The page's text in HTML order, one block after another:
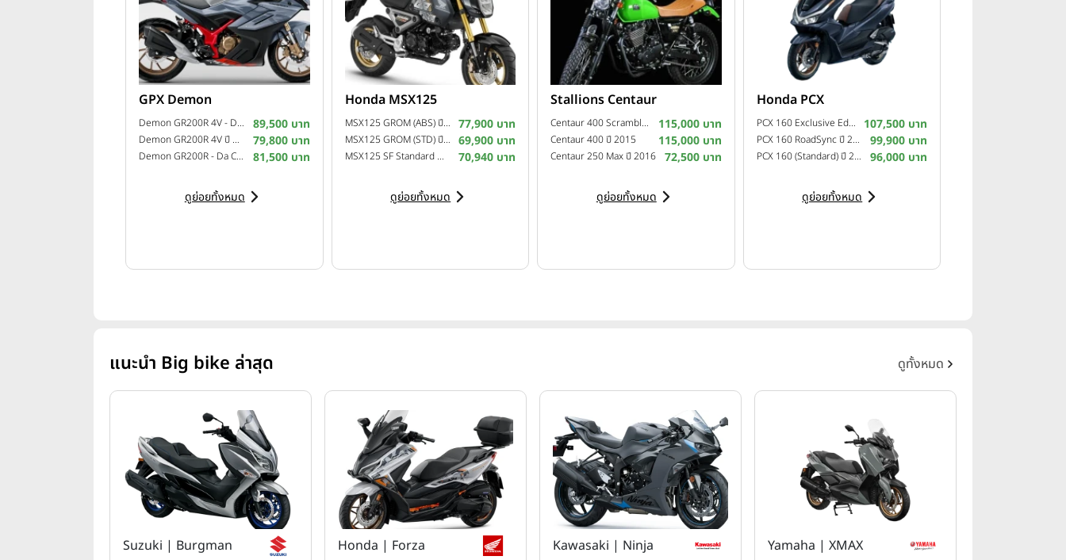
GPX Demon
Demon GR200R 4V - Da Corsa 2 ปี 2022 89,500 บาท
Demon GR200R 4V ปี 2021 79,800 บาท
Demon GR200R - Da Corsa ปี 2020 81,500 บาท
ดูย่อยทั้งหมด
Honda MSX125
MSX125 GROM (ABS) ปี 2022 77,900 บาท
MSX125 GROM (STD) ปี 2022 69,900 บาท
MSX125 SF Standard MY20 ปี 2020 70,940 บาท
ดูย่อยทั้งหมด
Stallions Centaur
Centaur 400 Scrambler ปี 2016 115,000 บาท
Centaur 400 ปี 2015 115,000 บาท
Centaur 250 Max ปี 2016 72,500 บาท
ดูย่อยทั้งหมด
Honda PCX
PCX 160 Exclusive Edition ปี 2025 107,500 บาท
PCX 160 RoadSync ปี 2025 99,900 บาท
PCX 160 (Standard) ปี 2025 96,000 บาท
ดูย่อยทั้งหมด
แนะนำ Big bike ล่าสุด ดูทั้งหมด
Suzuki | Burgman Honda | Forza Kawasaki | Ninja Yamaha | XMAX